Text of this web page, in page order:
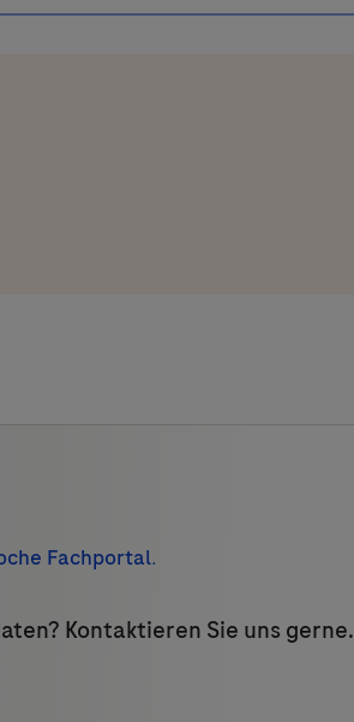
Fachportal.
Kontaktieren Sie uns gerne.